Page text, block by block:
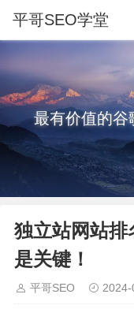
平哥SEO学堂
最有价值的谷
独立站网站排
是关键！
平哥SEO